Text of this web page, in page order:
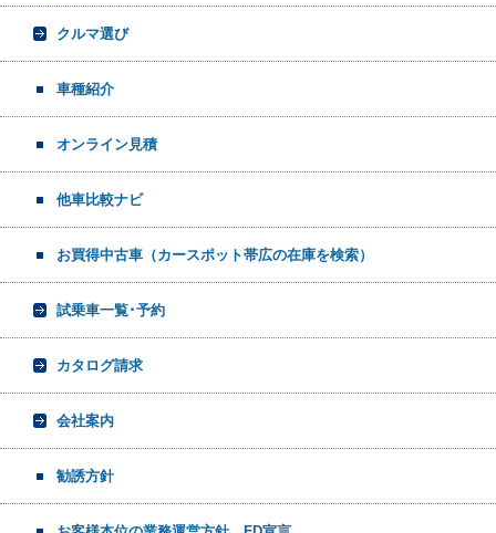
クルマ選び
車種紹介
オンライン見積
他車比較ナビ
お買得中古車（カースポット帯広の在庫を検索）
試乗車一覧･予約
カタログ請求
会社案内
勧誘方針